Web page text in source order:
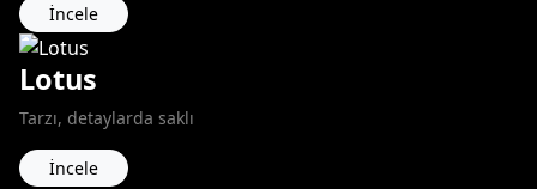
İncele
Lotus
Tarzı, detaylarda saklı
İncele